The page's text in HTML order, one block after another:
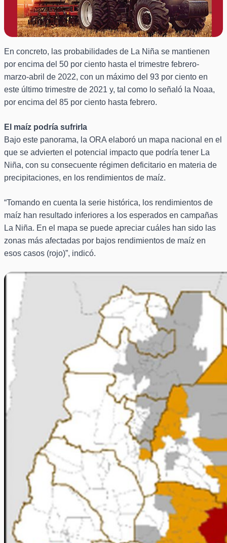
En concreto, las probabilidades de La Niña se mantienen
por encima del 50 por ciento hasta el trimestre febrero-
marzo-abril de 2022, con un máximo del 93 por ciento en
este último trimestre de 2021 y, tal como lo señaló la Noaa,
por encima del 85 por ciento hasta febrero.
El maíz podría sufrirla
Bajo este panorama, la ORA elaboró un mapa nacional en el
que se advierten el potencial impacto que podría tener La
Niña, con su consecuente régimen deficitario en materia de
precipitaciones, en los rendimientos de maíz.
“Tomando en cuenta la serie histórica, los rendimientos de
maíz han resultado inferiores a los esperados en campañas
La Niña. En el mapa se puede apreciar cuáles han sido las
zonas más afectadas por bajos rendimientos de maíz en
esos casos (rojo)”, indicó.